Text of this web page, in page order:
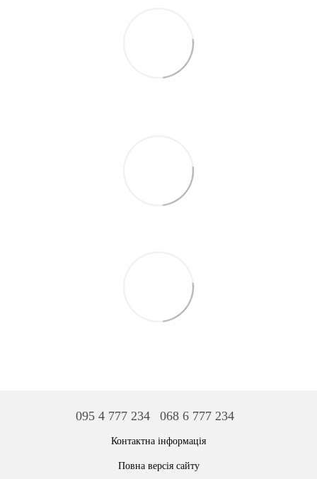
095 4 777 234 068 6 777 234
Контактна інформація
Повна версія сайту